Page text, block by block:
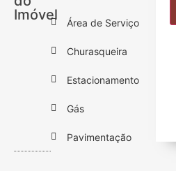
Imóvel
Área de Serviço
Churasqueira
Estacionamento
Gás
Pavimentação